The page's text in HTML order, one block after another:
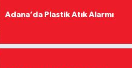
Adana’da Plastik Atık Alarmı